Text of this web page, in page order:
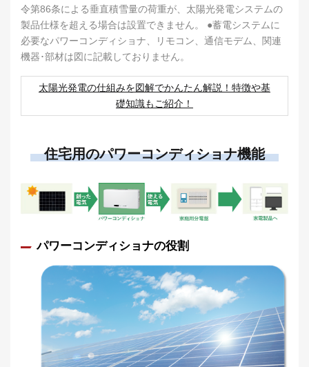
令第86条による垂直積雪量の荷重が、太陽光発電システムの
製品仕様を超える場合は設置できません。 ●蓄電システムに
必要なパワーコンディショナ、リモコン、通信モデム、関連
機器･部材は図に記載しておりません。
太陽光発電の仕組みを図解でかんたん解説！特徴や基
礎知識もご紹介！
住宅用のパワーコンディショナ機能
パワーコンディショナの役割